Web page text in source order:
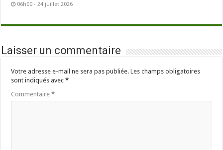
06h00 - 24 juillet 2026
Laisser un commentaire
Votre adresse e-mail ne sera pas publiée. Les champs obligatoires
sont indiqués avec*
Commentaire*